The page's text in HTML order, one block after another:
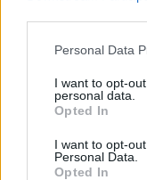
Please note that
not limited to your
grant or deny
use your data for
consent section.
Personal Data
I want to opt-
personal data.
Opted In
I want to opt-
Personal Data.
Opted In